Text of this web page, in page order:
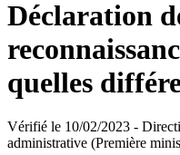
Déclaration
quelles
Vérifié le 10/02/2023 -
administrative (Première